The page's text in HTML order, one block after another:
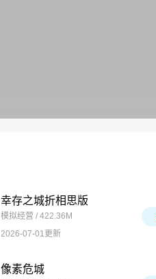
幸存之城折相思版
模拟经营 / 422.36M
2026-07-01更新
像素危城